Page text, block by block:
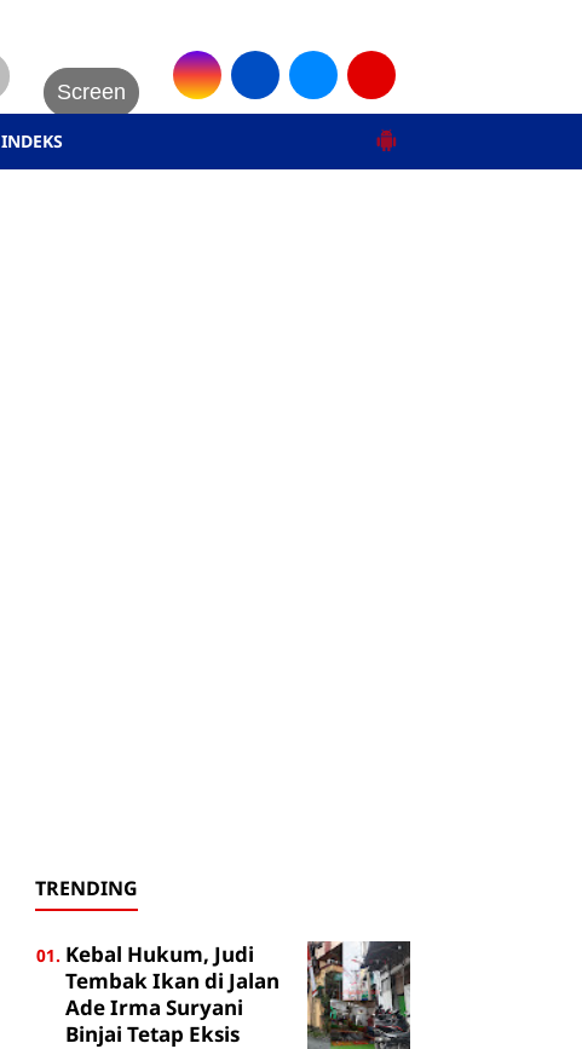
Screen
INDEKS
TRENDING
Kebal Hukum, Judi
Tembak Ikan di Jalan
Ade Irma Suryani
Binjai Tetap Eksis